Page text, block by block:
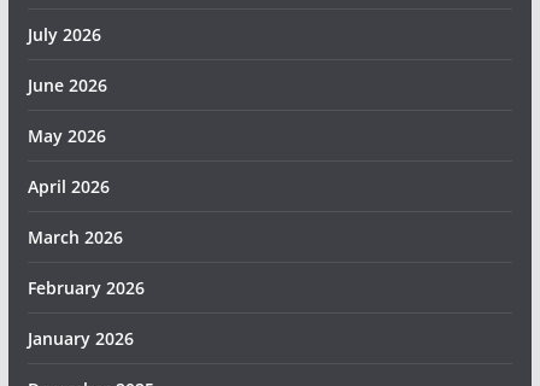
July 2026
June 2026
May 2026
April 2026
March 2026
February 2026
January 2026